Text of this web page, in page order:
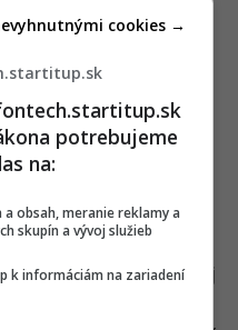
je
bude pokračovať aj
a výrobcovia chcú
potrebujeme
na:
obsah, meranie reklamy a
skupín a vývoj služieb
k informáciám na zariadení
cookies →